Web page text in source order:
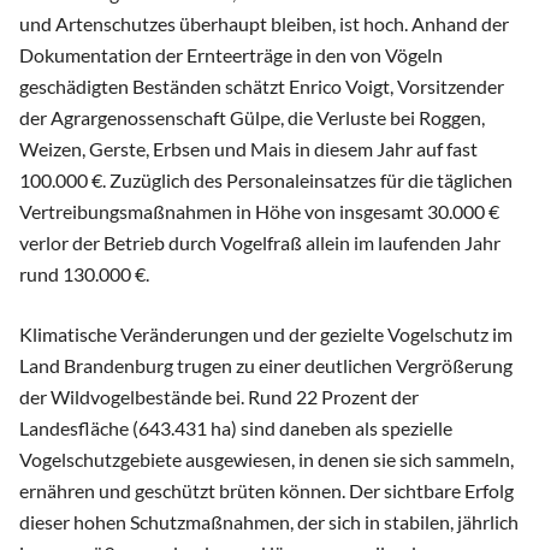
und Artenschutzes überhaupt bleiben, ist hoch. Anhand der
Dokumentation der Ernteerträge in den von Vögeln
geschädigten Beständen schätzt Enrico Voigt, Vorsitzender
der Agrargenossenschaft Gülpe, die Verluste bei Roggen,
Weizen, Gerste, Erbsen und Mais in diesem Jahr auf fast
100.000 €. Zuzüglich des Personaleinsatzes für die täglichen
Vertreibungsmaßnahmen in Höhe von insgesamt 30.000 €
verlor der Betrieb durch Vogelfraß allein im laufenden Jahr
rund 130.000 €.
Klimatische Veränderungen und der gezielte Vogelschutz im
Land Brandenburg trugen zu einer deutlichen Vergrößerung
der Wildvogelbestände bei. Rund 22 Prozent der
Landesfläche (643.431 ha) sind daneben als spezielle
Vogelschutzgebiete ausgewiesen, in denen sie sich sammeln,
ernähren und geschützt brüten können. Der sichtbare Erfolg
dieser hohen Schutzmaßnahmen, der sich in stabilen, jährlich